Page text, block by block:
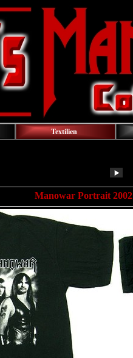
Textilien
Manowar Portrait 2002